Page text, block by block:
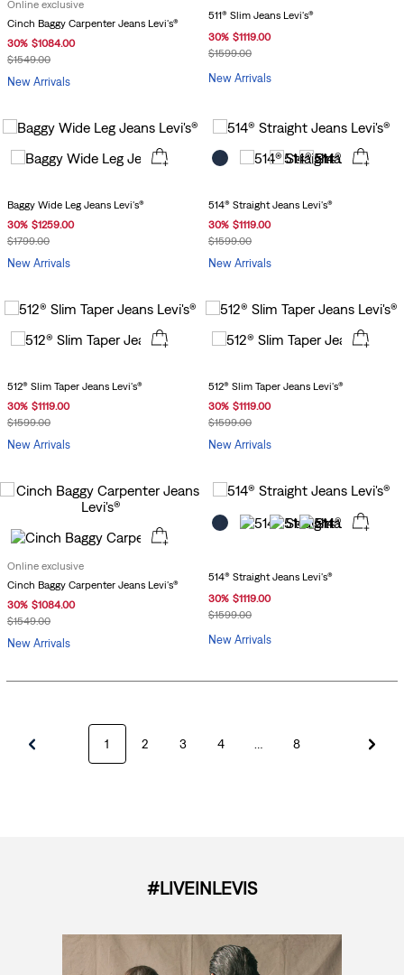
Online exclusive
Cinch Baggy Carpenter Jeans Levi's®
30% $1084.00
$1549.00
New Arrivals
511® Slim Jeans Levi's®
30% $1119.00
$1599.00
New Arrivals
Baggy Wide Leg Jeans Levi's®
30% $1259.00
$1799.00
New Arrivals
514® Straight Jeans Levi's®
30% $1119.00
$1599.00
New Arrivals
512® Slim Taper Jeans Levi's®
30% $1119.00
$1599.00
New Arrivals
512® Slim Taper Jeans Levi's®
30% $1119.00
$1599.00
New Arrivals
Online exclusive
Cinch Baggy Carpenter Jeans Levi's®
30% $1084.00
$1549.00
New Arrivals
514® Straight Jeans Levi's®
30% $1119.00
$1599.00
New Arrivals
1 2 3 4 … 8
#LIVEINLEVIS